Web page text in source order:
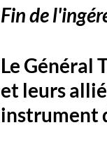
Fin de
Le Général
et leurs
instrument